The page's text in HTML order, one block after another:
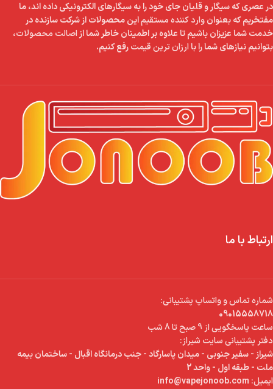
در عصری که سیگار و قلیان جای خود را به سیگارهای الکترونیکی داده اند، ما
مفتخریم که بعنوانوارد کننده مستقیماین محصولات از شرکت سازنده در
خدمت شما عزیزان باشیم تا علاوه بر اطمینان خاطر شما از اصالت محصولات،
بتوانیم نیازهای شما را باارزان ترین قیمترفع کنیم.
ارتباط با ما
شماره تماس و واتساپ پشتیبانی:
09015558718
ساعت پاسخگویی از 9 صبح تا 8 شب
دفتر پشتیبانی سایت شیراز:
شیراز - سفیر جنوبی - میدان پاسارگاد - جنب درمانگاه اقبال - ساختمان بیمه
ملت - طبقه اول - واحد 2
ایمیل: